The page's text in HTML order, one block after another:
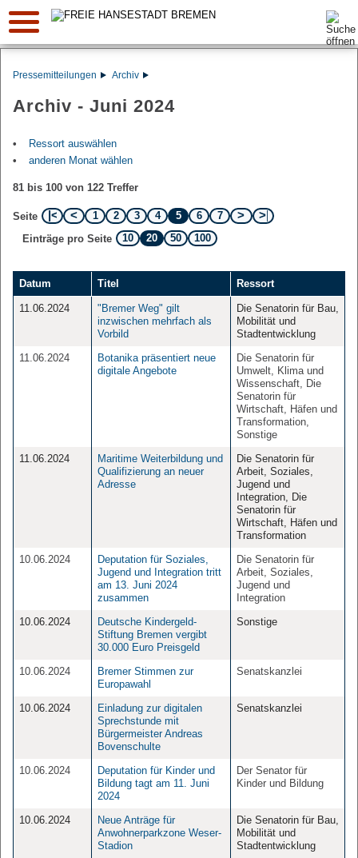
Suche:
Pressemitteilungen Archiv
Archiv - Juni 2024
Ressort auswählen
anderen Monat wählen
81 bis 100 von 122 Treffer
Seite 1 2 3 4 5 6
7
Einträge pro Seite
10 20 50 100
Datum Titel Ressort
11.06.2024
"Bremer Weg" gilt
inzwischen mehrfach als
Vorbild
Die Senatorin für Bau,
Mobilität und
Stadtentwicklung
11.06.2024
Botanika präsentiert neue
digitale Angebote
Die Senatorin für
Umwelt, Klima und
Wissenschaft, Die
Senatorin für
Wirtschaft, Häfen und
Transformation,
Sonstige
11.06.2024
Maritime Weiterbildung und
Qualifizierung an neuer
Adresse
Die Senatorin für
Arbeit, Soziales,
Jugend und
Integration, Die
Senatorin für
Wirtschaft, Häfen und
Transformation
10.06.2024
Deputation für Soziales,
Jugend und Integration tritt
am 13. Juni 2024
zusammen
Die Senatorin für
Arbeit, Soziales,
Jugend und
Integration
10.06.2024
Deutsche Kindergeld-
Stiftung Bremen vergibt
30.000 Euro Preisgeld
Sonstige
10.06.2024
Bremer Stimmen zur
Europawahl
Senatskanzlei
10.06.2024
Einladung zur digitalen
Sprechstunde mit
Bürgermeister Andreas
Bovenschulte
Senatskanzlei
10.06.2024
Deputation für Kinder und
Bildung tagt am 11. Juni
2024
Der Senator für
Kinder und Bildung
10.06.2024
Neue Anträge für
Anwohnerparkzone Weser-
Stadion
Die Senatorin für Bau,
Mobilität und
Stadtentwicklung